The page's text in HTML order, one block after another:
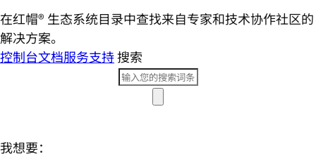
在红帽® 生态系统目录中查找来自专家和技术协作社区的
解决方案。
控制台文档服务支持搜索
我想要：